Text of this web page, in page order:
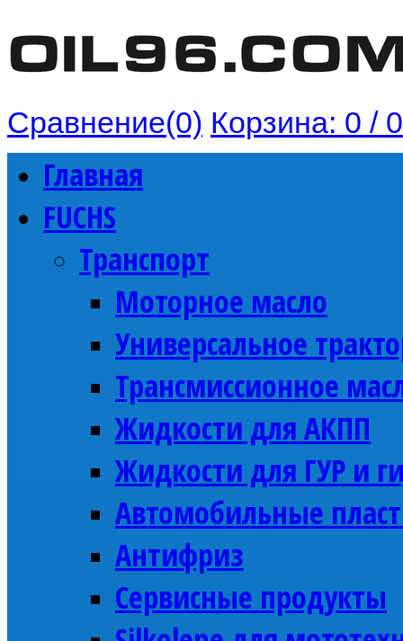
Сравнение(0) Корзина: 0 /
Главная
FUCHS
Транспорт
Моторное масло
Универсальное
Трансмиссионное
Жидкости для АКПП
Жидкости для ГУР и
Автомобильные
Антифриз
Сервисные продукты